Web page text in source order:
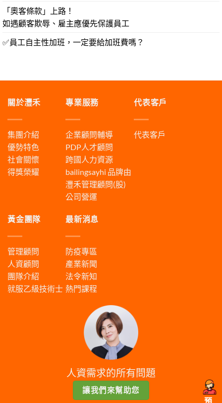
「奧客條款」上路！
如遇顧客欺辱、雇主應優先保護員工
✅員工自主性加班，一定要給加班費嗎？
關於灃禾
集團介紹
優勢特色
社會關懷
得獎榮耀
專業服務
企業顧問輔導
PDP人才顧問
跨國人力資源
bailingsayhi 品牌由
灃禾管理顧問(股)
公司營運
代表客戶
代表客戶
黃金團隊
管理顧問
人資顧問
團隊介紹
就服乙級技術士
最新消息
防疫專區
產業新聞
法令新知
熱門課程
人資需求的所有問題
讓我們來幫助您
預